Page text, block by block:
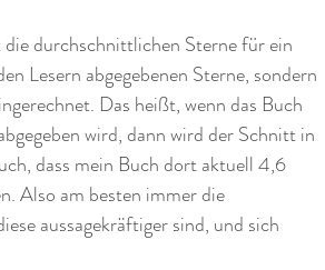
durchschnittlichen Sterne für ein
Lesern abgegebenen Sterne, sondern
Das heißt, wenn das Buch
wird, dann wird der Schnitt in
dass mein Buch dort aktuell 4,6
Also am besten immer die
aussagekräftiger sind, und sich